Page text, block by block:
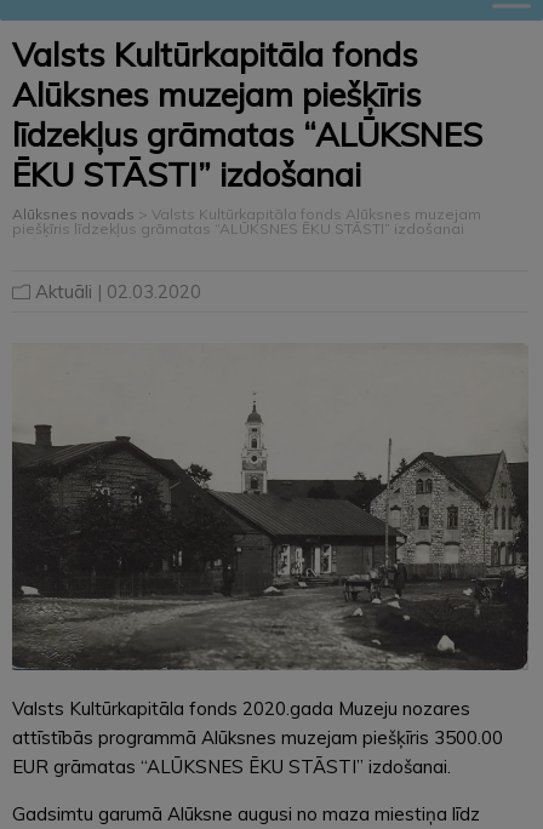
Valsts Kultūrkapitāla fonds
Alūksnes muzejam piešķīris
līdzekļus grāmatas “ALŪKSNES
ĒKU STĀSTI” izdošanai
Alūksnes novads > Valsts Kultūrkapitāla fonds Alūksnes muzejam
piešķīris līdzekļus grāmatas “ALŪKSNES ĒKU STĀSTI” izdošanai
Aktuāli | 02.03.2020
Valsts Kultūrkapitāla fonds 2020.gada Muzeju nozares
attīstībās programmā Alūksnes muzejam piešķīris 3500.00
EUR grāmatas “ALŪKSNES ĒKU STĀSTI” izdošanai.
Gadsimtu garumā Alūksne augusi no maza miestiņa līdz